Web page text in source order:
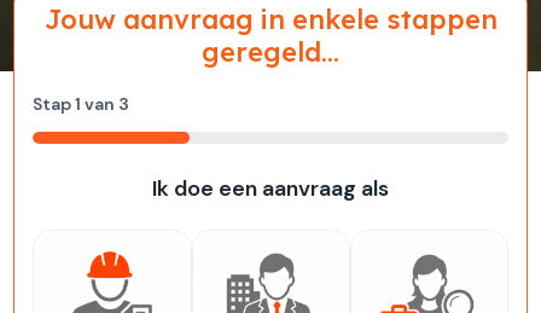
Jouw aanvraag in enkele stappen
geregeld...
Stap1 van 3
33%
Ik doe een aanvraag als